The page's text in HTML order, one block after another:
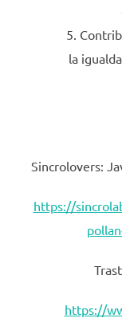
la
Sincrolovers:
https://
https://